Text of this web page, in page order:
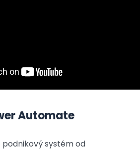
Automate
systém od